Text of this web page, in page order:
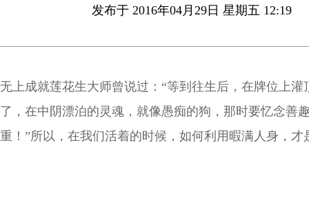
发布于 2016年04月29日 星期五 12:19
无上成就莲花生大师曾说过：“等到往生后，在牌位上灌
了，在中阴漂泊的灵魂，就像愚痴的狗，那时要忆念善
重！”所以，在我们活着的时候，如何利用暇满人身，才